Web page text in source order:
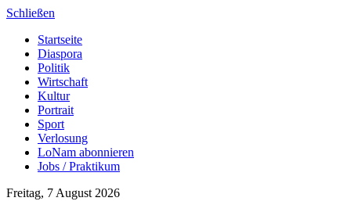
Schließen
Startseite
Diaspora
Politik
Wirtschaft
Kultur
Portrait
Sport
Verlosung
LoNam abonnieren
Jobs / Praktikum
Freitag, 7 August 2026